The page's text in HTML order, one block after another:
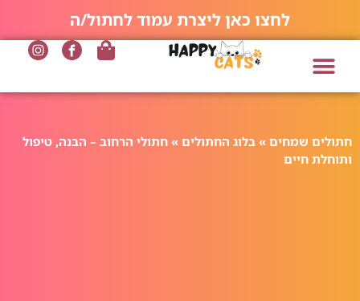
לחצו כאן ליצרת עמוד לחתול/ה
חתולים שמחים » בלוג החתולים » חתולי הרחוב – הבנה, טיפול
ותוחלת חיים